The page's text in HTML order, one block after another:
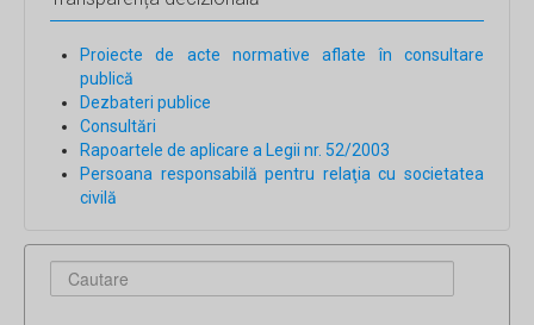
Proiecte de acte normative aflate în consultare
publică
Dezbateri publice
Consultări
Rapoartele de aplicare a Legii nr. 52/2003
Persoana responsabilă pentru relaţia cu societatea
civilă